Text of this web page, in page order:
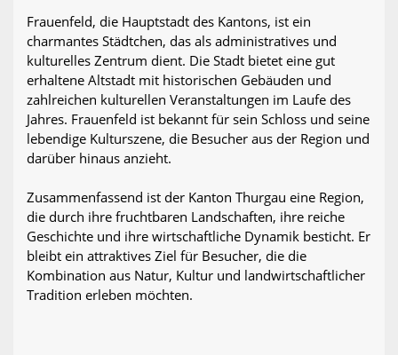
Frauenfeld, die Hauptstadt des Kantons, ist ein
charmantes Städtchen, das als administratives und
kulturelles Zentrum dient. Die Stadt bietet eine gut
erhaltene Altstadt mit historischen Gebäuden und
zahlreichen kulturellen Veranstaltungen im Laufe des
Jahres. Frauenfeld ist bekannt für sein Schloss und seine
lebendige Kulturszene, die Besucher aus der Region und
darüber hinaus anzieht.
Zusammenfassend ist der Kanton Thurgau eine Region,
die durch ihre fruchtbaren Landschaften, ihre reiche
Geschichte und ihre wirtschaftliche Dynamik besticht. Er
bleibt ein attraktives Ziel für Besucher, die die
Kombination aus Natur, Kultur und landwirtschaftlicher
Tradition erleben möchten.